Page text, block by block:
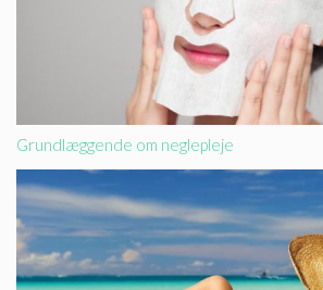
Grundlæggende om neglepleje